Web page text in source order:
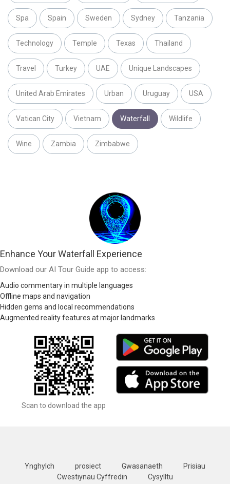
Spa Spain Sweden Sydney Tanzania
Technology Temple Texas Thailand
Travel Turkey UAE Unique Landscapes
United Arab Emirates Urban Uruguay USA
Vatican City Vietnam Waterfall Wildlife
Wine Zambia Zimbabwe
Enhance Your Waterfall Experience
Download our AI Tour Guide app to access:
Audio commentary in multiple languages
Offline maps and navigation
Hidden gems and local recommendations
Augmented reality features at major landmarks
Scan to download the app
Ynghylch prosiect Gwasanaeth
Prisiau
Cwestiynau Cyffredin
Cysylltu